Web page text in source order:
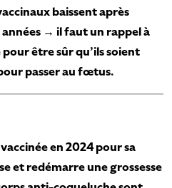
baissent après
→ il faut un rappel à
pour être sûr qu’ils soient
passer au fœtus.
en 2024 pour sa
et redémarre une grossesse